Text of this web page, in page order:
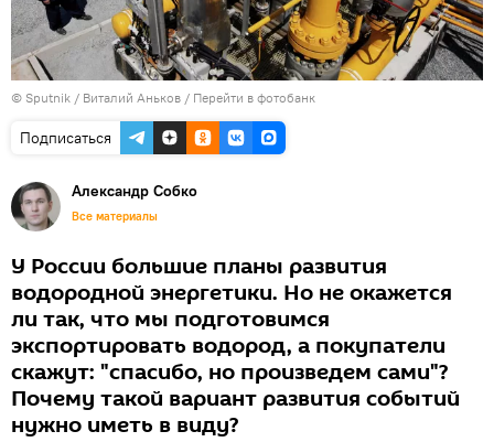
© Sputnik / Виталий Аньков / Перейти в фотобанк
Подписаться
Александр Собко
Все материалы
У России большие планы развития
водородной энергетики. Но не окажется
ли так, что мы подготовимся
экспортировать водород, а покупатели
скажут: "спасибо, но произведем сами"?
Почему такой вариант развития событий
нужно иметь в виду?